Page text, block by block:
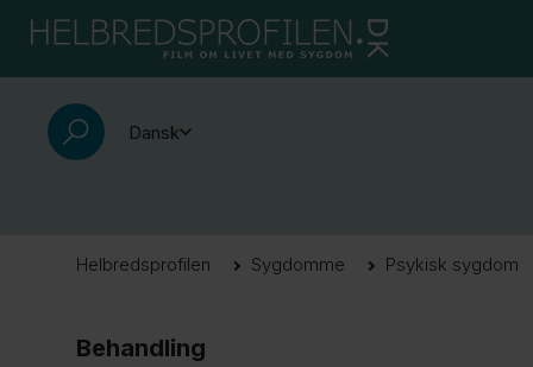
Dansk
Helbredsprofilen Sygdomme Psykisk sygdom
Behandling